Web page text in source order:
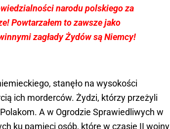
narodu polskiego za
Powtarzałem to zawsze jako
zagłady Żydów są Niemcy!
stanęło na wysokości
ich morderców. Żydzi, którzy przeżyli
A w Ogrodzie Sprawiedliwych w
ku pamięci osób, które w czasie II wojny